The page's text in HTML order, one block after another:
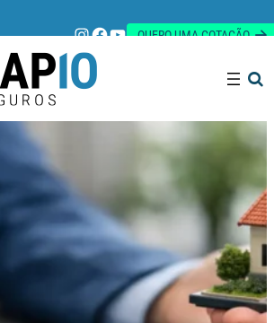
Instagram
Facebook
Youtube
QUERO UMA COTAÇÃO